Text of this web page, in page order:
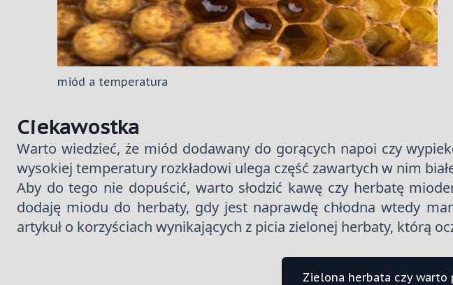
miód a temperatura
Ciekawostka
Warto wiedzieć, że miód dodawany do gorących napoi czy
wysokiej temperatury rozkładowi ulega część zawartych w nim
Aby do tego nie dopuścić, warto słodzić kawę czy herbatę
dodaję miodu do herbaty, gdy jest naprawdę chłodna wtedy
artykuł o korzyściach wynikających z picia zielonej herbaty, którą
Zielona herbata czy